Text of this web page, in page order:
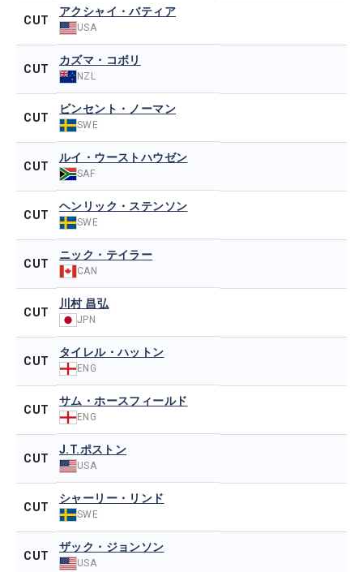
CUT
アクシャイ・バティア
USA
CUT
カズマ・コボリ
NZL
CUT
ビンセント・ノーマン
SWE
CUT
ルイ・ウーストハウゼン
SAF
CUT
ヘンリック・ステンソン
SWE
CUT
ニック・テイラー
CAN
CUT
川村 昌弘
JPN
CUT
タイレル・ハットン
ENG
CUT
サム・ホースフィールド
ENG
CUT
J.T.ポストン
USA
CUT
シャーリー・リンド
SWE
CUT
ザック・ジョンソン
USA